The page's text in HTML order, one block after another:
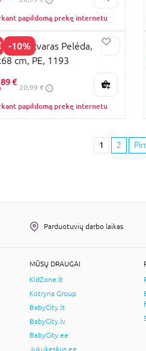
papildomą prekę internetu
-10%aitvaras Pelėda,
cm, PE, 1193
89 €
20,99 €
papildomą prekę internetu
1 2
Parduotuvių darbo laikas
MŪSŲ DRAUGAI
KidZone.lt
Kotryna Group
BabyCity.lt
BabyCity.lv
BabyCity.ee
Jukukeskus.ee